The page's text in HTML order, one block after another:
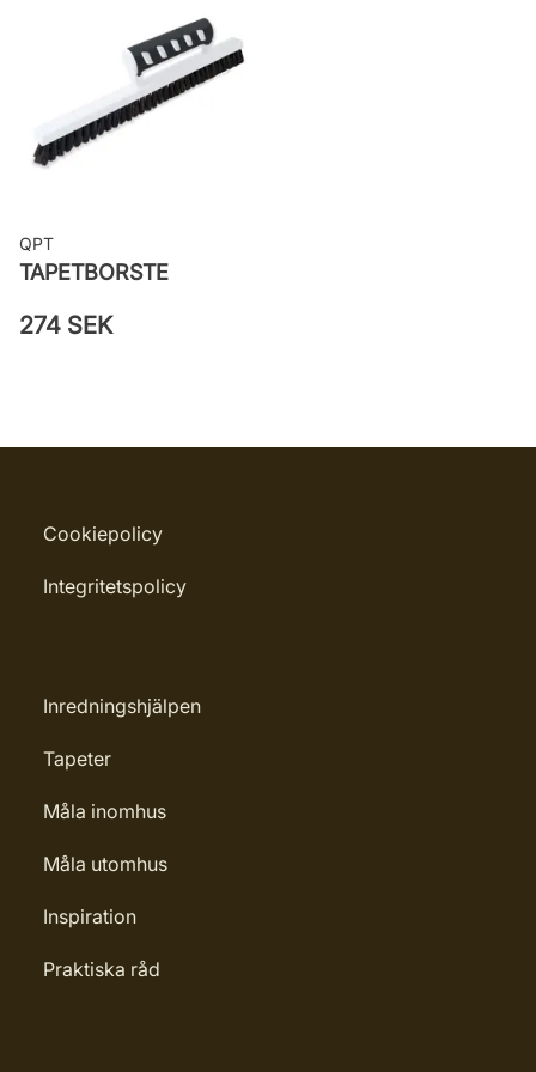
Leverantörens artikelnummer:
MISP1349
QPT
TAPETBORSTE
274 SEK
Cookiepolicy
Integritetspolicy
Inredningshjälpen
Tapeter
Måla inomhus
Måla utomhus
Inspiration
Praktiska råd